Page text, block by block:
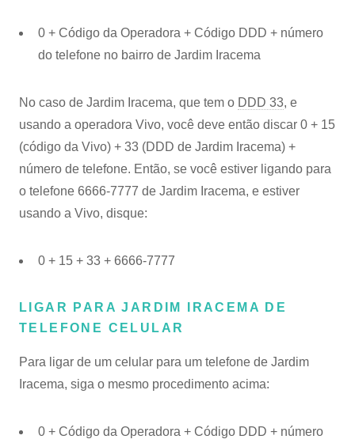
0 + Código da Operadora + Código DDD + número
do telefone no bairro de Jardim Iracema
No caso de Jardim Iracema, que tem o DDD 33, e
usando a operadora Vivo, você deve então discar 0 + 15
(código da Vivo) + 33 (DDD de Jardim Iracema) +
número de telefone. Então, se você estiver ligando para
o telefone 6666-7777 de Jardim Iracema, e estiver
usando a Vivo, disque:
0 + 15 + 33 + 6666-7777
LIGAR PARA JARDIM IRACEMA DE
TELEFONE CELULAR
Para ligar de um celular para um telefone de Jardim
Iracema, siga o mesmo procedimento acima:
0 + Código da Operadora + Código DDD + número